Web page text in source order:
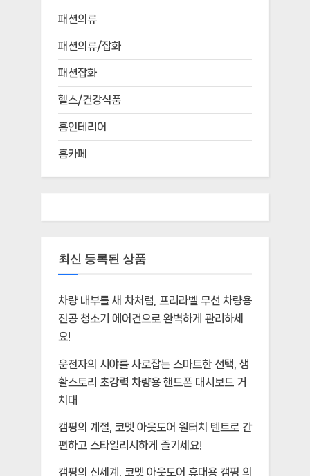
패션의류
패션의류/잡화
패션잡화
헬스/건강식품
홈인테리어
홈카페
최신 등록된 상품
차량 내부를 새 차처럼, 프리라벨 무선 차량용
진공 청소기 에어건으로 완벽하게 관리하세
요!
운전자의 시야를 사로잡는 스마트한 선택, 생
활스토리 초강력 차량용 핸드폰 대시보드 거
치대
캠핑의 계절, 코멧 아웃도어 원터치 텐트로 간
편하고 스타일리시하게 즐기세요!
캠핑의 신세계, 코멧 아웃도어 휴대용 캠핑 의